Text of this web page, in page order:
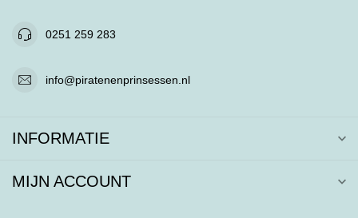
0251 259 283
info@piratenenprinsessen.nl
INFORMATIE
MIJN ACCOUNT